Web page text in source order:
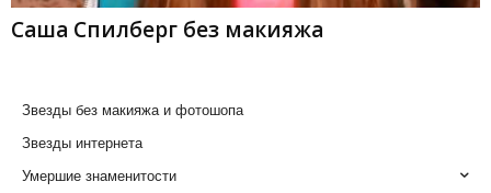
Саша Спилберг без макияжа
Звезды без макияжа и фотошопа
Звезды интернета
Умершие знаменитости